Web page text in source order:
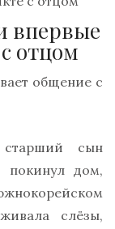
впервые
отцом
общение с
старший сын
дом,
слёзы,